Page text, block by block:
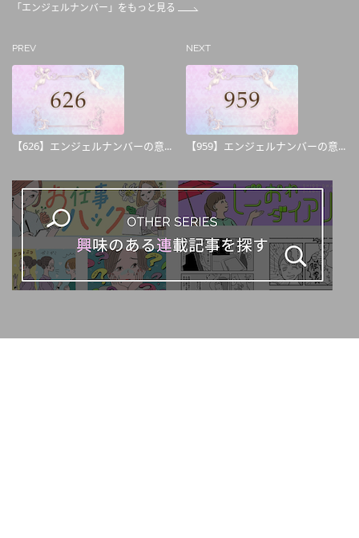
「エンジェルナンバー」をもっと見る
PREV
【626】エンジェルナンバーの意...
NEXT
【959】エンジェルナンバーの意...